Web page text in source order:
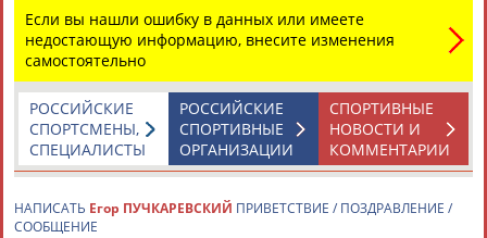
Если вы нашли ошибку в данных или имеете
недостающую информацию, внесите изменения
самостоятельно
СПОРТИВНЫЕ
НОВОСТИ И
КОММЕНТАРИИ
РОССИЙСКИЕ
СПОРТИВНЫЕ
ОРГАНИЗАЦИИ
РОССИЙСКИЕ
СПОРТСМЕНЫ,
СПЕЦИАЛИСТЫ
НАПИСАТЬ Егор ПУЧКАРЕВСКИЙ ПРИВЕТСТВИЕ / ПОЗДРАВЛЕНИЕ /
СООБЩЕНИЕ